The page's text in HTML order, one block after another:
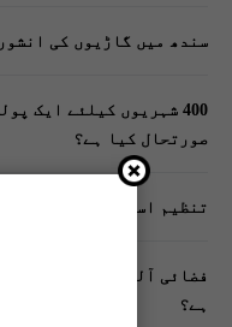
سندھ میں گاڑیوں کی
400 شہریوں کیلئے ایک
صورتحال کیا ہے؟
تنظیم اسلامی کے زیرِ
فضائی آلودگی انسانی
ہے؟